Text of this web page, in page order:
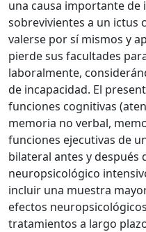
una causa importante de
sobrevivientes a un ictus
valerse por sí mismos y
pierde sus facultades
laboralmente,
de incapacidad. El
funciones cognitivas
memoria no verbal,
funciones ejecutivas de
bilateral antes y después
neuropsicológico
incluir una muestra
efectos
tratamientos a largo